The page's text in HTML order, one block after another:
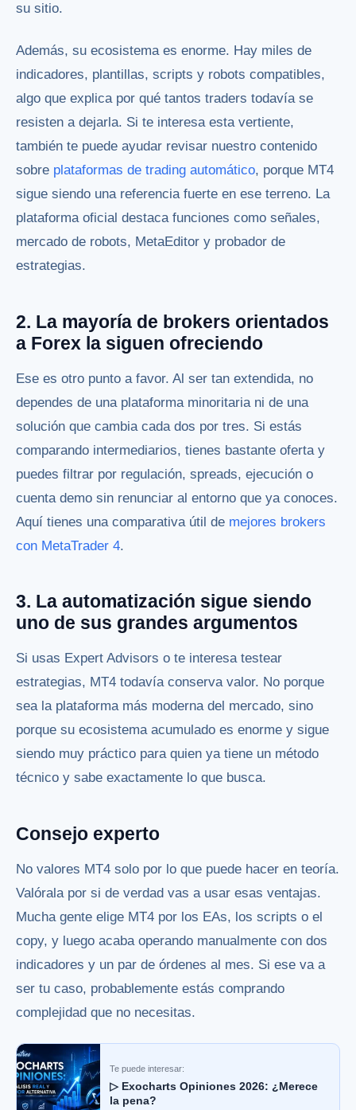
su sitio.
Además, su ecosistema es enorme. Hay miles de
indicadores, plantillas, scripts y robots compatibles,
algo que explica por qué tantos traders todavía se
resisten a dejarla. Si te interesa esta vertiente,
también te puede ayudar revisar nuestro contenido
sobre plataformas de trading automático, porque MT4
sigue siendo una referencia fuerte en ese terreno. La
plataforma oficial destaca funciones como señales,
mercado de robots, MetaEditor y probador de
estrategias.
2. La mayoría de brokers orientados
a Forex la siguen ofreciendo
Ese es otro punto a favor. Al ser tan extendida, no
dependes de una plataforma minoritaria ni de una
solución que cambia cada dos por tres. Si estás
comparando intermediarios, tienes bastante oferta y
puedes filtrar por regulación, spreads, ejecución o
cuenta demo sin renunciar al entorno que ya conoces.
Aquí tienes una comparativa útil de mejores brokers
con MetaTrader 4.
3. La automatización sigue siendo
uno de sus grandes argumentos
Si usas Expert Advisors o te interesa testear
estrategias, MT4 todavía conserva valor. No porque
sea la plataforma más moderna del mercado, sino
porque su ecosistema acumulado es enorme y sigue
siendo muy práctico para quien ya tiene un método
técnico y sabe exactamente lo que busca.
Consejo experto
No valores MT4 solo por lo que puede hacer en teoría.
Valórala por si de verdad vas a usar esas ventajas.
Mucha gente elige MT4 por los EAs, los scripts o el
copy, y luego acaba operando manualmente con dos
indicadores y un par de órdenes al mes. Si ese va a
ser tu caso, probablemente estás comprando
complejidad que no necesitas.
Te puede interesar:
▷ Exocharts Opiniones 2026: ¿Merece
la pena?